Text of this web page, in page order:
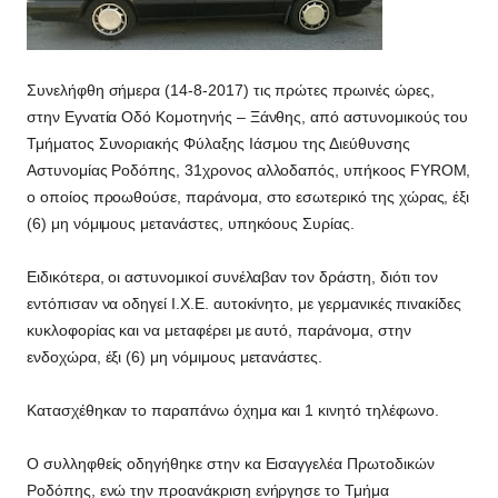
Συνελήφθη σήμερα (14-8-2017) τις πρώτες πρωινές ώρες,
στην Εγνατία Οδό Κομοτηνής – Ξάνθης, από αστυνομικούς του
Τμήματος Συνοριακής Φύλαξης Ιάσμου της Διεύθυνσης
Αστυνομίας Ροδόπης, 31χρονος αλλοδαπός, υπήκοος FYROM,
ο οποίος προωθούσε, παράνομα, στο εσωτερικό της χώρας, έξι
(6) μη νόμιμους μετανάστες, υπηκόους Συρίας.
Ειδικότερα, οι αστυνομικοί συνέλαβαν τον δράστη, διότι τον
εντόπισαν να οδηγεί Ι.Χ.Ε. αυτοκίνητο, με γερμανικές πινακίδες
κυκλοφορίας και να μεταφέρει με αυτό, παράνομα, στην
ενδοχώρα, έξι (6) μη νόμιμους μετανάστες.
Κατασχέθηκαν το παραπάνω όχημα και 1 κινητό τηλέφωνο.
Ο συλληφθείς οδηγήθηκε στην κα Εισαγγελέα Πρωτοδικών
Ροδόπης, ενώ την προανάκριση ενήργησε το Τμήμα